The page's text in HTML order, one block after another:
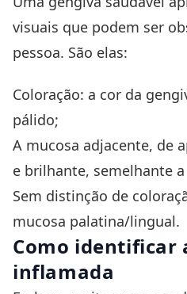
visuais que podem ser
pessoa. São elas:
Coloração: a cor da
pálido;
A mucosa adjacente, de
e brilhante, semelhante
Sem distinção de
mucosa palatina/lingual.
Como identificar
inflamada